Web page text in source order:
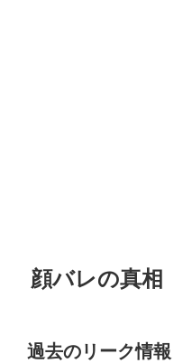
顔バレの真相
過去のリーク情報